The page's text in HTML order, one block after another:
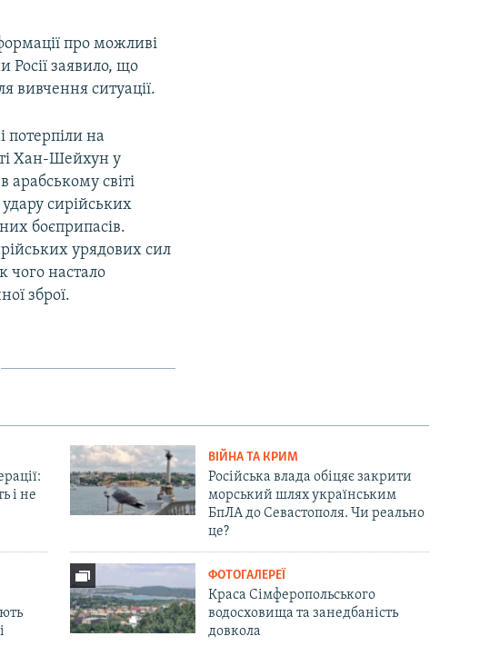
про можливі
Росії заявило, що
вивчення ситуації.
на
Хан-Шейхун у
арабському світі
сирійських
боєприпасів.
урядових сил
чого настало
зброї.
і не
ВІЙНА ТА КРИМ
Російська влада обіцяє закрити
морський шлях українським
БпЛА до Севастополя. Чи реально
це?
ФОТОГАЛЕРЕЇ
Краса Сімферопольського
водосховища та занедбаність
довкола